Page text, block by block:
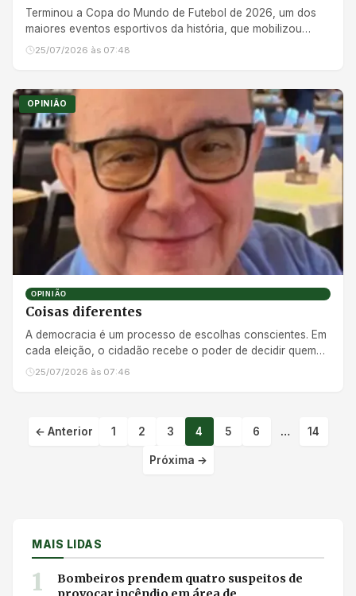
Terminou a Copa do Mundo de Futebol de 2026, um dos
maiores eventos esportivos da história, que mobilizou
emoções e paix...
25/07/2026 às 07:48
OPINIÃO
OPINIÃO
Coisas diferentes
A democracia é um processo de escolhas conscientes. Em
cada eleição, o cidadão recebe o poder de decidir quem
administra...
25/07/2026 às 07:46
Paginação de
← Anterior 1 2 3 4 5 6 … 14
Próxima →
MAIS LIDAS
1
Bombeiros prendem quatro suspeitos de